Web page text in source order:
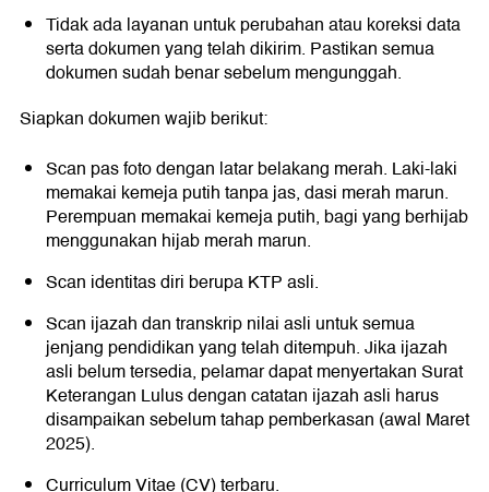
Tidak ada layanan untuk perubahan atau koreksi data
serta dokumen yang telah dikirim. Pastikan semua
dokumen sudah benar sebelum mengunggah.
Siapkan dokumen wajib berikut:
Scan pas foto dengan latar belakang merah. Laki-laki
memakai kemeja putih tanpa jas, dasi merah marun.
Perempuan memakai kemeja putih, bagi yang berhijab
menggunakan hijab merah marun.
Scan identitas diri berupa KTP asli.
Scan ijazah dan transkrip nilai asli untuk semua
jenjang pendidikan yang telah ditempuh. Jika ijazah
asli belum tersedia, pelamar dapat menyertakan Surat
Keterangan Lulus dengan catatan ijazah asli harus
disampaikan sebelum tahap pemberkasan (awal Maret
2025).
Curriculum Vitae (CV) terbaru.